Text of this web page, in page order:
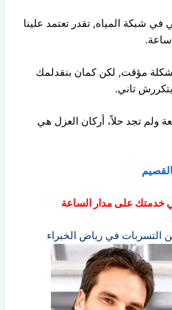
في شبكة المياه,تقدر تعتمد علينا
مؤقت, لكن كمان بنقدلمك
تاني.
ولم تجد حلاً، أركان العزل هي
خدمتك على مدار الساعة
التسربات في رياض الخبراء